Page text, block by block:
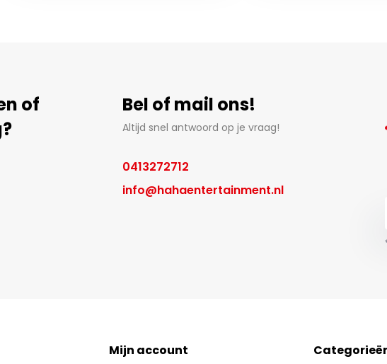
of
Bel of mail ons!
Altijd snel antwoord op je vraag!
0413272712
info@hahaentertainment.nl
Mijn account